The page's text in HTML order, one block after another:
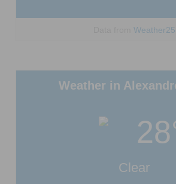
Weather25
Weather in
Clear